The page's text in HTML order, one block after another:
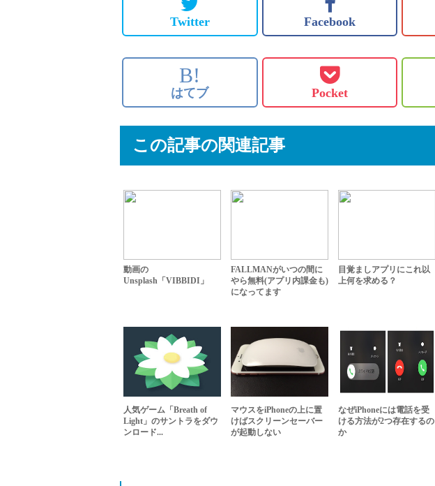
Twitter Facebook
B!
はてブ Pocket
この記事の関連記事
動画の
Unsplash「VIBBIDI」
FALLMANがいつの間に
やら無料(アプリ内課金も)
になってます
目覚ましアプリにこれ以
上何を求める？
人気ゲーム「Breath of
Light」のサントラをダウ
ンロード...
マウスをiPhoneの上に置
けばスクリーンセーバー
が起動しない
なぜiPhoneには電話を受
ける方法が2つ存在するの
か